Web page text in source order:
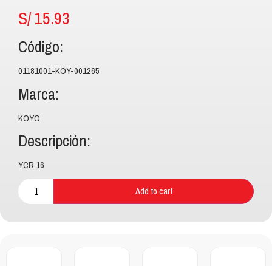
S/15.93
Código:
01181001-KOY-001265
Marca:
KOYO
Descripción:
YCR 16
Add to cart